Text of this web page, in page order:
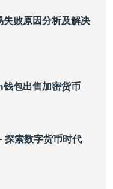
败原因分析及解决
包出售加密货币
探索数字货币时代